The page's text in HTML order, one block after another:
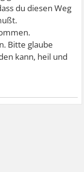
du diesen Weg
Bitte glaube
kann, heil und